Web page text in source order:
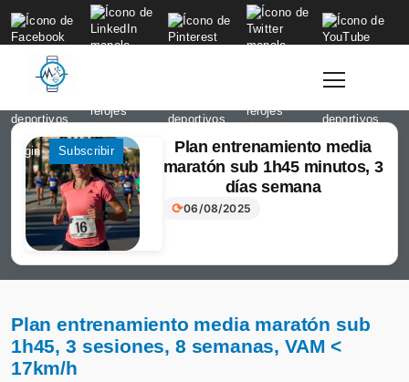
to
content
Login Subscribir
Plan entrenamiento media
maratón sub 1h45 minutos, 3
días semana
⟳06/08/2025
Plan entrenamiento media maratón sub
1h45, 3 sesiones, 8 semanas, VAM <
17km/h